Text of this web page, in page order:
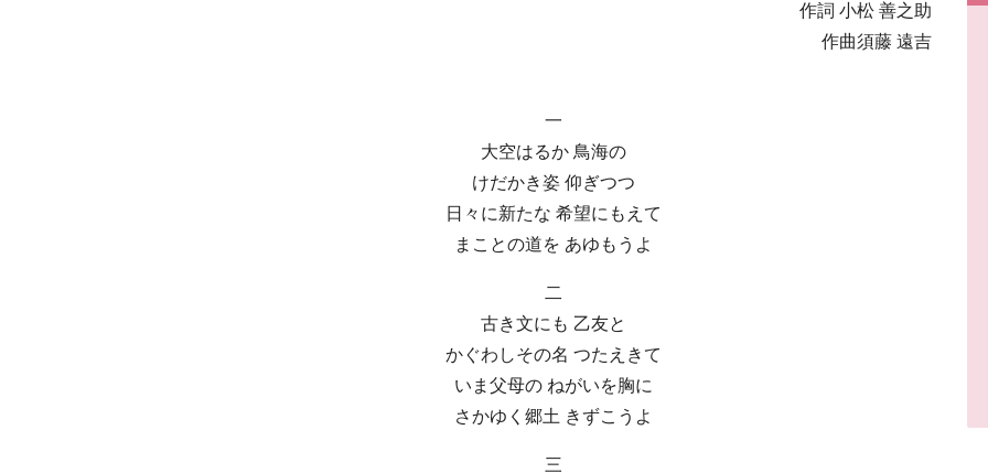
作詞 小松 善之助
作曲須藤 遠吉
一
大空はるか 鳥海の
けだかき姿 仰ぎつつ
日々に新たな 希望にもえて
まことの道を あゆもうよ
二
古き文にも 乙友と
かぐわしその名 つたえきて
いま父母の ねがいを胸に
さかゆく郷土 きずこうよ
三